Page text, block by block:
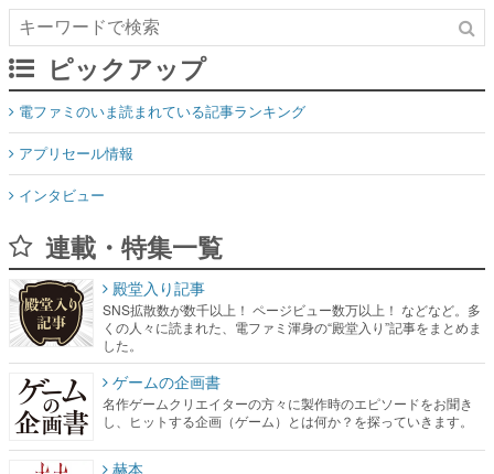
ピックアップ
電ファミのいま読まれている記事ランキング
アプリセール情報
インタビュー
連載・特集一覧
殿堂入り記事
SNS拡散数が数千以上！ ページビュー数万以上！ などなど。多
くの人々に読まれた、電ファミ渾身の“殿堂入り”記事をまとめま
した。
ゲームの企画書
名作ゲームクリエイターの方々に製作時のエピソードをお聞き
し、ヒットする企画（ゲーム）とは何か？を探っていきます。
赫本